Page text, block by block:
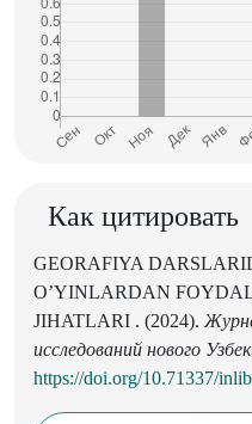
Как цитировать
GEORAFIYA
O’YINLARDAN
JIHATLARI . (2024).
исследований нового
https://doi.org/10.71337/